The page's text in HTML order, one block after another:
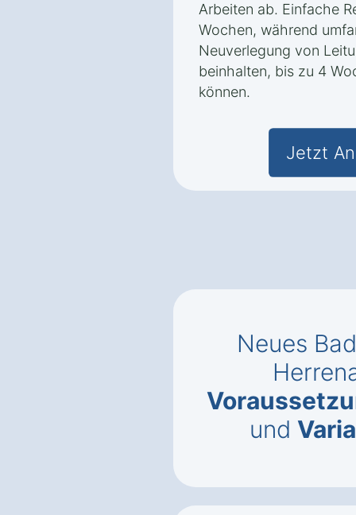
Arbeiten ab. Einfache
Wochen, während
Neuverlegung von
beinhalten, bis zu 4
können.
Jetzt
Neues
und